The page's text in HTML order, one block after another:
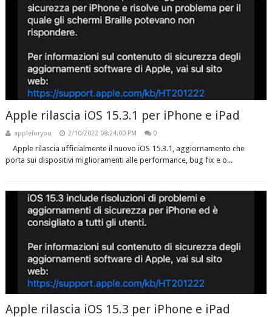
Apple rilascia iOS 15.3.1 per iPhone e iPad
appleforyou 2/10/2022 08:24:00 PM 0
Apple rilascia ufficialmente il nuovo iOS 15.3.1, aggiornamento che
porta sui dispositivi miglioramenti alle performance, bug fix e o...
Apple rilascia iOS 15.3 per iPhone e iPad